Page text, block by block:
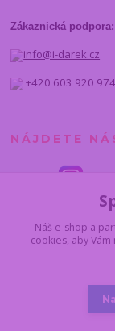
Zákaznická podpora:
info@i-darek.cz
+420 603 920 974
NÁJDETE
Náš e-shop a
cookies, aby